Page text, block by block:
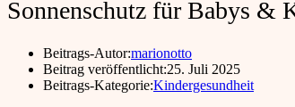
Sonnenschutz für Babys &
Beitrags-Autor:marionotto
Beitrag veröffentlicht:25. Juli 2025
Beitrags-Kategorie:Kindergesundheit